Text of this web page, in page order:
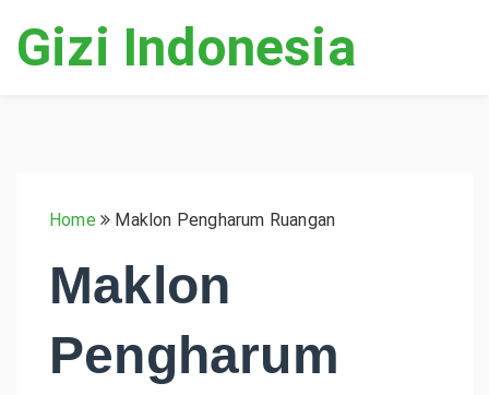
Gizi Indonesia
Home Maklon Pengharum Ruangan
Maklon
Pengharum